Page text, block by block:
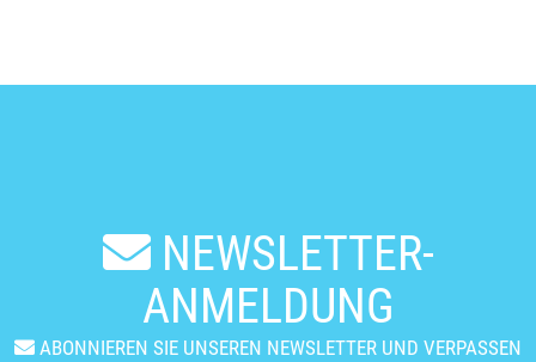
NEWSLETTER-
ANMELDUNG
ABONNIEREN SIE UNSEREN NEWSLETTER UND VERPASSEN